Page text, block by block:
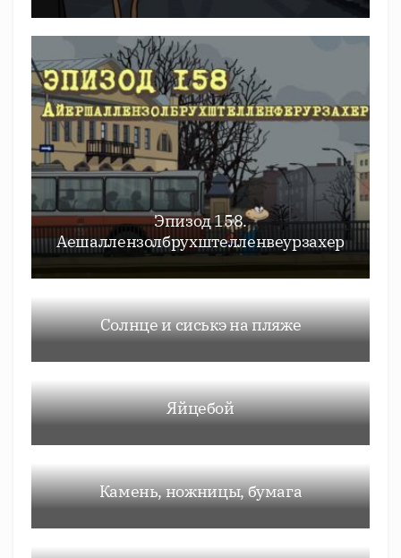
Эпизод 158.
Аешаллензолбрухштелленвеурзахер
Солнце и сиськэ на пляже
Яйцебой
Камень, ножницы, бумага